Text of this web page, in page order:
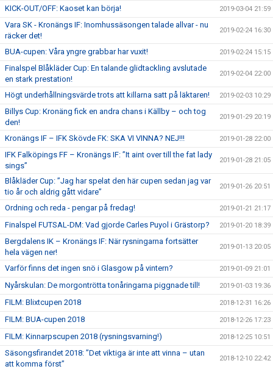
KICK-OUT/OFF: Kaoset kan börja! 2019-03-04 21:59
Vara SK - Kronängs IF: Inomhussäsongen talade allvar - nu
räcker det!
2019-02-24 16:30
BUA-cupen: Våra yngre grabbar har vuxit! 2019-02-24 15:15
Finalspel Blåkläder Cup: En talande glidtackling avslutade
en stark prestation!
2019-02-04 22:00
Högt underhållningsvärde trots att killarna satt på läktaren! 2019-02-03 10:29
Billys Cup: Kronäng fick en andra chans i Källby – och tog
den!
2019-01-29 20:19
Kronängs IF – IFK Skövde FK: SKA VI VINNA? NEJ!!! 2019-01-28 22:00
IFK Falköpings FF – Kronängs IF: ”It aint over till the fat lady
sings”
2019-01-28 21:05
Blåkläder Cup: ”Jag har spelat den här cupen sedan jag var
tio år och aldrig gått vidare”
2019-01-26 20:51
Ordning och reda - pengar på fredag! 2019-01-21 21:17
Finalspel FUTSAL-DM: Vad gjorde Carles Puyol i Grästorp? 2019-01-20 18:39
Bergdalens IK – Kronängs IF: När rysningarna fortsätter
hela vägen ner!
2019-01-13 20:05
Varför finns det ingen snö i Glasgow på vintern? 2019-01-09 21:01
Nyårskulan: De morgontrötta tonåringarna piggnade till! 2019-01-03 19:36
FILM: Blixtcupen 2018 2018-12-31 16:26
FILM: BUA-cupen 2018 2018-12-26 17:23
FILM: Kinnarpscupen 2018 (rysningsvarning!) 2018-12-25 10:51
Säsongsfirandet 2018: ”Det viktiga är inte att vinna – utan
att komma först”
2018-12-10 22:42